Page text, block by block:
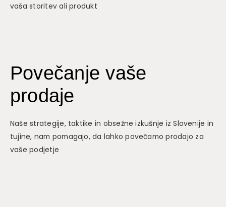
vaša storitev ali produkt
Povečanje vaše
prodaje
Naše strategije, taktike in obsežne izkušnje iz Slovenije in
tujine, nam pomagajo, da lahko povečamo prodajo za
vaše podjetje